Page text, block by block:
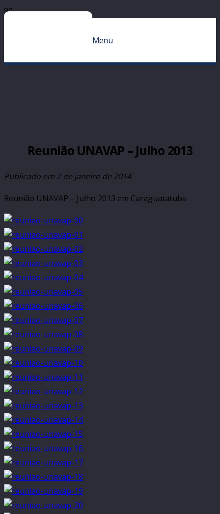
Menu
Reunião UNAVAP – Julho 2013
Publicado em 2 de janeiro de 2014
Reunião UNAVAP – Julho 2013 em Caraguatatuba